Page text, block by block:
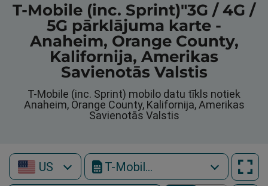
T-Mobile (inc. Sprint)"3G / 4G /
5G pārklājuma karte -
Anaheim, Orange County,
Kalifornija, Amerikas
Savienotās Valstis
T-Mobile (inc. Sprint) mobilo datu tīkls notiek
Anaheim, Orange County, Kalifornija, Amerikas
Savienotās Valstis
US T-Mobile (inc. Sprint)